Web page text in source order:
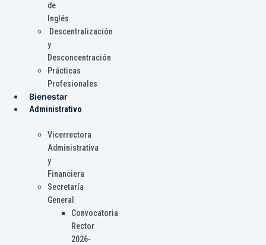
de
Inglés
Descentralización
y
Desconcentración
Prácticas
Profesionales
Bienestar
Administrativo
Vicerrectora
Administrativa
y
Financiera
Secretaría
General
Convocatoria
Rector
2026-